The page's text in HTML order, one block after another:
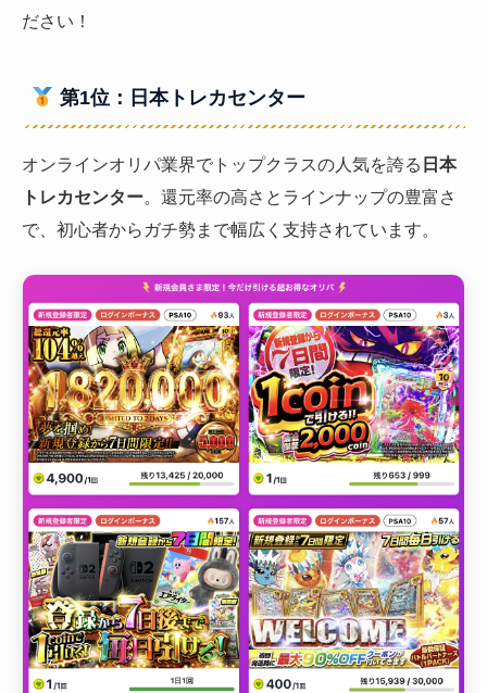
ださい！
第1位：日本トレカセンター
オンラインオリパ業界でトップクラスの人気を誇る 日本
トレカセンター。還元率の高さとラインナップの豊富さ
で、初心者からガチ勢まで幅広く支持されています。